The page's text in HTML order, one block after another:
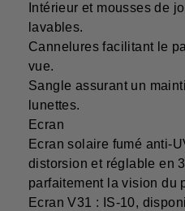
Intérieur et mousses de
lavables.
Cannelures facilitant le
vue.
Sangle assurant un
lunettes.
Ecran
Ecran solaire fumé anti-
distorsion et réglable en
parfaitement la vision du
Ecran V31 : IS-10,